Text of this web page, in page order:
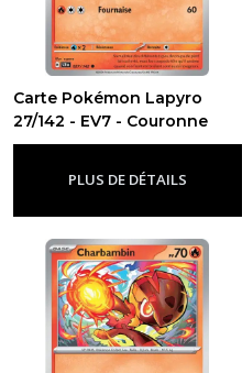
Carte Pokémon Lapyro
27/142 - EV7 - Couronne
Stellaire-Ev7 - Couronne Stellaire
PLUS DE DÉTAILS